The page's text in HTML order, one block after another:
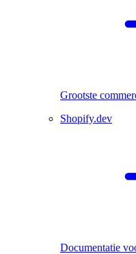
Grootste
Shopify.dev
Documentatie